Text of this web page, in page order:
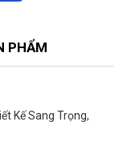
PHẨM
Kế Sang Trọng,